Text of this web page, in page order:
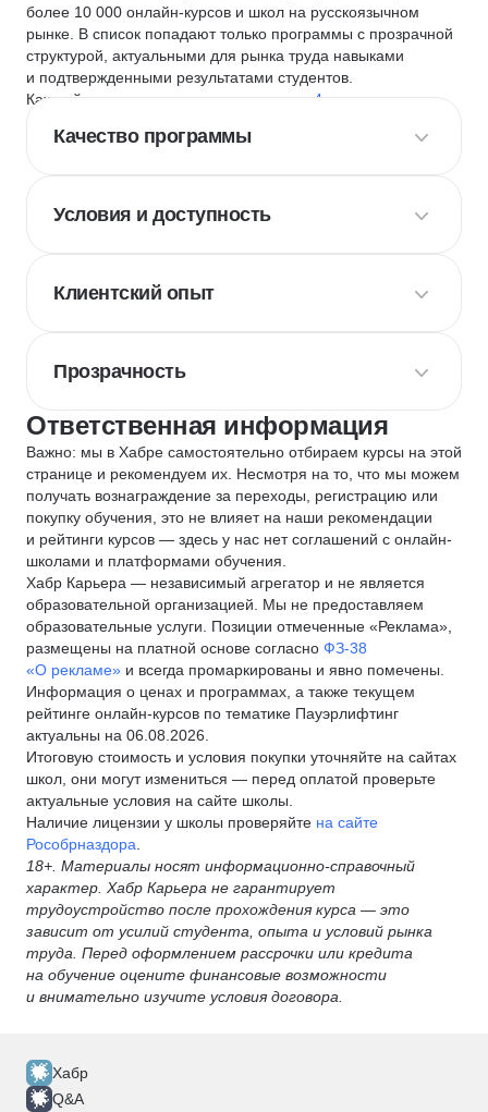
более 10 000 онлайн-курсов и школ на русскоязычном
рынке. В список попадают только программы с прозрачной
структурой, актуальными для рынка труда навыками
и подтвержденными результатами студентов.
Каждый курс и школу мы оцениваем по
4 критериям
Качество программы
Условия и доступность
Клиентский опыт
Прозрачность
Ответственная информация
Важно: мы в Хабре самостоятельно отбираем курсы на этой
странице и рекомендуем их. Несмотря на то, что мы можем
получать вознаграждение за переходы, регистрацию или
покупку обучения, это не влияет на наши рекомендации
и рейтинги курсов — здесь у нас нет соглашений с онлайн-
школами и платформами обучения.
Хабр Карьера — независимый агрегатор и не является
образовательной организацией. Мы не предоставляем
образовательные услуги. Позиции отмеченные «Реклама»,
размещены на платной основе согласно ФЗ-38
«О рекламе» и всегда промаркированы и явно помечены.
Информация о ценах и программах, а также текущем
рейтинге онлайн-курсов по тематике Пауэрлифтинг
актуальны на 06.08.2026.
Итоговую стоимость и условия покупки уточняйте на сайтах
школ, они могут измениться — перед оплатой проверьте
актуальные условия на сайте школы.
Наличие лицензии у школы проверяйте на сайте
Рособрназдора
18+. Материалы носят информационно-справочный
характер. Хабр Карьера не гарантирует
трудоустройство после прохождения курса — это
зависит от усилий студента, опыта и условий рынка
труда. Перед оформлением рассрочки или кредита
на обучение оцените финансовые возможности
и внимательно изучите условия договора.
Хабр
Q&A